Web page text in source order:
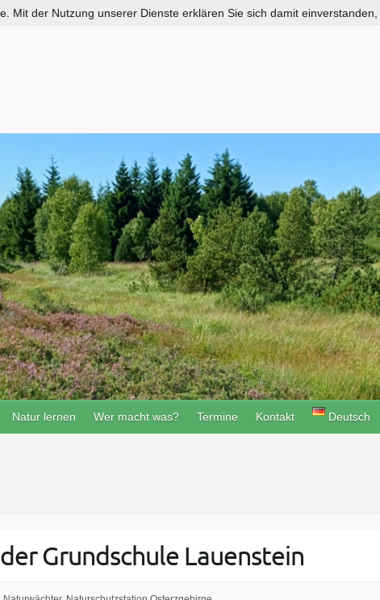
Natur lernen Wer macht was? Termine Kontakt Deutsch
Grundschule Lauenstein
Mit der Nutzung unserer Dienste erklären Sie sich damit einverstanden,